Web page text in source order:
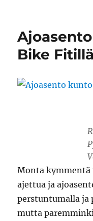
Bike Fitillä
Monta
ajettua ja
perstuntumalla ja
mutta